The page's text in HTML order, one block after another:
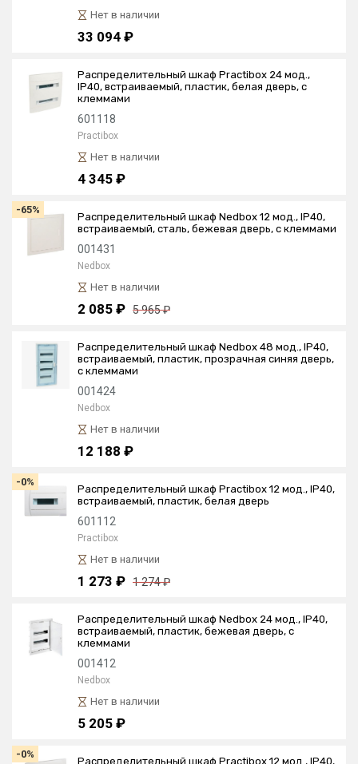
Нет в наличии
33 094 ₽
Распределительный шкаф Practibox 24 мод.,
IP40, встраиваемый, пластик, белая дверь, с
клеммами
601118
Practibox
Нет в наличии
4 345 ₽
-65%
Распределительный шкаф Nedbox 12 мод., IP40,
встраиваемый, сталь, бежевая дверь, с клеммами
001431
Nedbox
Нет в наличии
2 085 ₽ 5 965 ₽
Распределительный шкаф Nedbox 48 мод., IP40,
встраиваемый, пластик, прозрачная синяя дверь,
с клеммами
001424
Nedbox
Нет в наличии
12 188 ₽
-0%
Распределительный шкаф Practibox 12 мод., IP40,
встраиваемый, пластик, белая дверь
601112
Practibox
Нет в наличии
1 273 ₽ 1 274 ₽
Распределительный шкаф Nedbox 24 мод., IP40,
встраиваемый, пластик, бежевая дверь, с
клеммами
001412
Nedbox
Нет в наличии
5 205 ₽
-0%
Распределительный шкаф Practibox 12 мод., IP40,